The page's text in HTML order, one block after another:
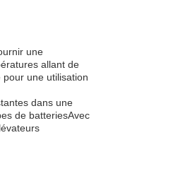
une
allant de
une utilisation
dans une
de batteriesAvec